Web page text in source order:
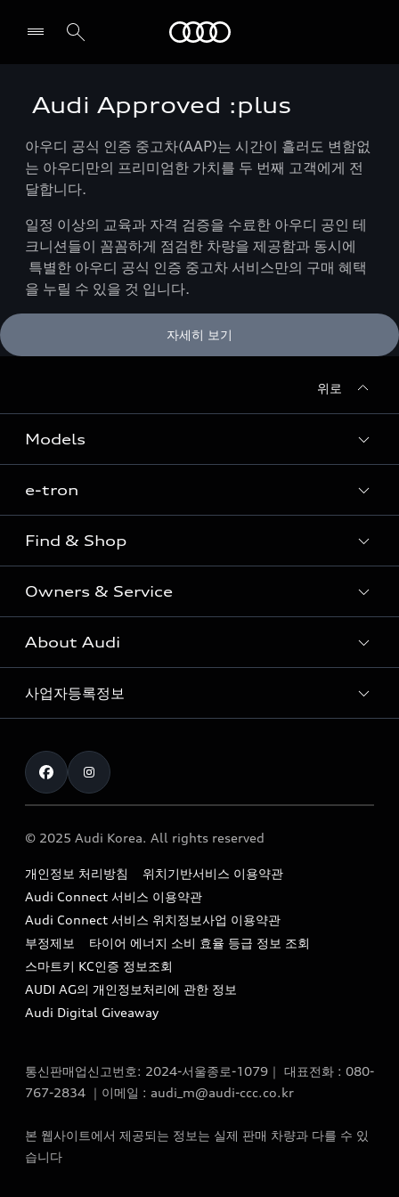
전시장/AS센터 찾기
Audi Approved :plus
아우디 공식 인증 중고차(AAP)는 시간이 흘러도 변함없
는 아우디만의 프리미엄한 가치를 두 번째 고객에게 전
달합니다.
일정 이상의 교육과 자격 검증을 수료한 아우디 공인 테
크니션들이 꼼꼼하게 점검한 차량을 제공함과 동시에
특별한 아우디 공식 인증 중고차 서비스만의 구매 혜택
을 누릴 수 있을 것 입니다.
자세히 보기
위로
Models
Sedan
SUV
Coupe
S range
e-tron
e-tron
Find & Shop
전시장/AAP 전시장/AS센터
아우디 신차 재고
아우디 모델 비교하기
아우디 공식 인증 중고차
The new Audi A6 Taste Drive 이벤트
Owners & Service
고객안내
Audi Connect
myAudiworld
내비게이션 데이터 다운로드
아우디 영상 매뉴얼
서비스 센터
서비스 프로그램
아우디 e-tron 케어 프로그램
사설수리업체를 위한 권고사항
About Audi
아우디 브랜드
Formula 1
Audi Story
아우디코리아 소식
아우디코리아 소개
아우디 스토리
아우디 브랜드 히스토리
quattro 시스템
사업자등록정보
통신판매업신고번호 : 2024-서울종로-1079
대표자명 : 틸 셰어
딩)
이메일 : audi_m@audi-ccc.co.kr
© 2025 Audi Korea. All rights reserved
개인정보 처리방침
위치기반서비스 이용약관
Audi Connect 서비스 이용약관
Audi Connect 서비스 위치정보사업 이용약관
부정제보
타이어 에너지 소비 효율 등급 정보 조회
스마트키 KC인증 정보조회
AUDI AG의 개인정보처리에 관한 정보
Audi Digital Giveaway
통신판매업신고번호: 2024-서울종로-1079｜ 대표전화 : 080-
767-2834 ｜이메일 : audi_m@audi-ccc.co.kr
본 웹사이트에서 제공되는 정보는 실제 판매 차량과 다를 수 있
습니다